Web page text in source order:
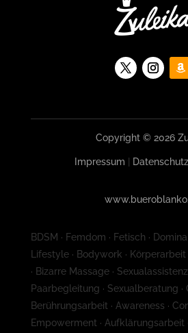
Copyright © 2026
Impressum Datenschutz
BDSM · Femdom · Fetisch ·
Lifestyle · Bodywork ·
· Bizarre Massage ·
Paarbegleitung · Sexualberatung ·
Berührungsarbeit · Awareness ·
Empowerment · Aufklärungsarbeit